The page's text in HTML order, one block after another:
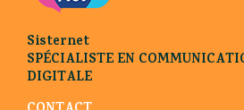
Sisternet
SPÉCIALISTE EN
DIGITALE